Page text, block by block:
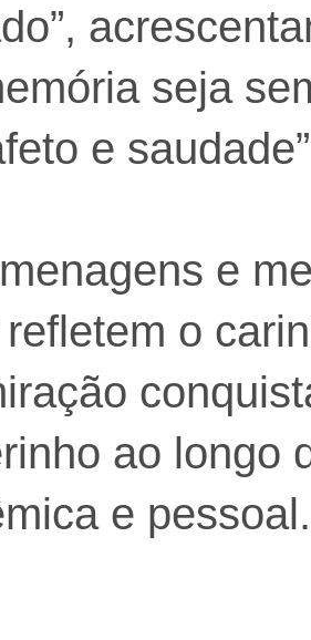
seja
e
e
o
ao longo
e pessoal.